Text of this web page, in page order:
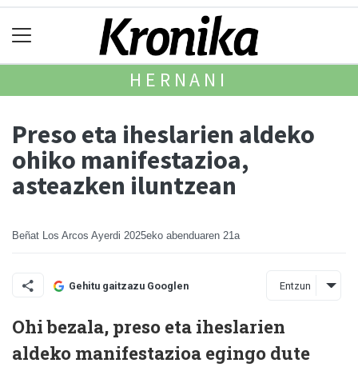
HERNANI
Preso eta iheslarien aldeko
ohiko manifestazioa,
asteazken iluntzean
Beñat Los Arcos Ayerdi 2025eko abenduaren 21a
Gehitu gaitzazu Googlen Entzun
Ohi bezala, preso eta iheslarien
aldeko manifestazioa egingo dute